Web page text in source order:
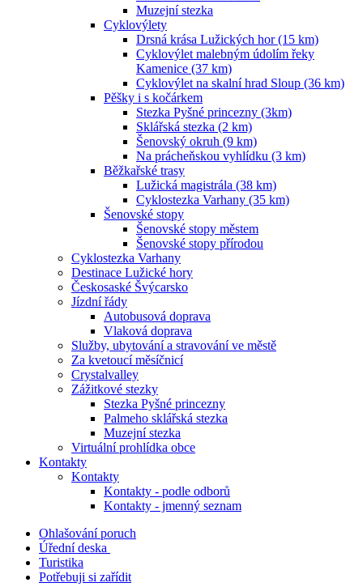
Muzejní stezka
Cyklovýlety
Drsná krása Lužických hor (15 km)
Cyklovýlet malebným údolím řeky
Kamenice (37 km)
Cyklovýlet na skalní hrad Sloup (36 km)
Pěšky i s kočárkem
Stezka Pyšné princezny (3km)
Sklářská stezka (2 km)
Šenovský okruh (9 km)
Na prácheňskou vyhlídku (3 km)
Běžkařské trasy
Lužická magistrála (38 km)
Cyklostezka Varhany (35 km)
Šenovské stopy
Šenovské stopy městem
Šenovské stopy přírodou
Cyklostezka Varhany
Destinace Lužické hory
Českosaské Švýcarsko
Jízdní řády
Autobusová doprava
Vlaková doprava
Služby, ubytování a stravování ve městě
Za kvetoucí měsíčnicí
Crystalvalley
Zážitkové stezky
Stezka Pyšné princezny
Palmeho sklářská stezka
Muzejní stezka
Virtuální prohlídka obce
Kontakty
Kontakty
Kontakty - podle odborů
Kontakty - jmenný seznam
Ohlašování poruch
Úřední deska
Turistika
Potřebuji si zařídit